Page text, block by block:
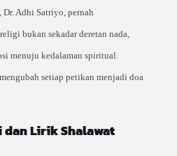
Adhi Satriyo, pernah
bukan sekadar deretan nada,
menuju kedalaman spiritual.
setiap petikan menjadi doa
Lirik Shalawat